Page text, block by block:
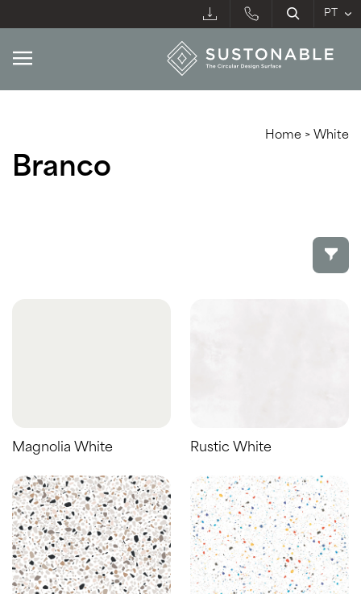
Home > White
Branco
Magnolia White Rustic White